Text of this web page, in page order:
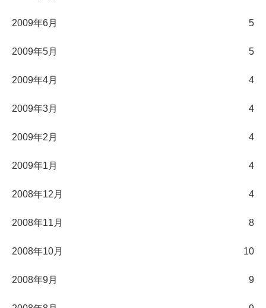
2009年6月 5
2009年5月 5
2009年4月 4
2009年3月 4
2009年2月 4
2009年1月 4
2008年12月 4
2008年11月 8
2008年10月 10
2008年9月 9